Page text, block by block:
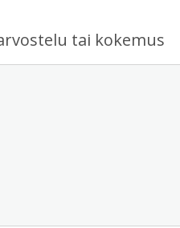
tai kokemus